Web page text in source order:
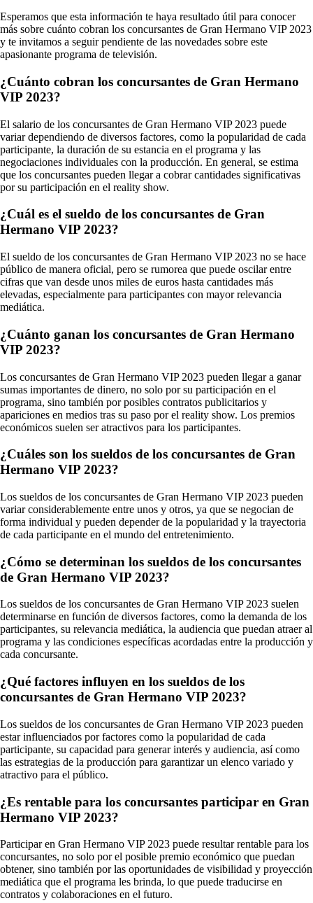
Esperamos que esta información te haya resultado útil para conocer
más sobre cuánto cobran los concursantes de Gran Hermano VIP 2023
y te invitamos a seguir pendiente de las novedades sobre este
apasionante programa de televisión.
¿Cuánto cobran los concursantes de Gran Hermano
VIP 2023?
El salario de los concursantes de Gran Hermano VIP 2023 puede
variar dependiendo de diversos factores, como la popularidad de cada
participante, la duración de su estancia en el programa y las
negociaciones individuales con la producción. En general, se estima
que los concursantes pueden llegar a cobrar cantidades significativas
por su participación en el reality show.
¿Cuál es el sueldo de los concursantes de Gran
Hermano VIP 2023?
El sueldo de los concursantes de Gran Hermano VIP 2023 no se hace
público de manera oficial, pero se rumorea que puede oscilar entre
cifras que van desde unos miles de euros hasta cantidades más
elevadas, especialmente para participantes con mayor relevancia
mediática.
¿Cuánto ganan los concursantes de Gran Hermano
VIP 2023?
Los concursantes de Gran Hermano VIP 2023 pueden llegar a ganar
sumas importantes de dinero, no solo por su participación en el
programa, sino también por posibles contratos publicitarios y
apariciones en medios tras su paso por el reality show. Los premios
económicos suelen ser atractivos para los participantes.
¿Cuáles son los sueldos de los concursantes de Gran
Hermano VIP 2023?
Los sueldos de los concursantes de Gran Hermano VIP 2023 pueden
variar considerablemente entre unos y otros, ya que se negocian de
forma individual y pueden depender de la popularidad y la trayectoria
de cada participante en el mundo del entretenimiento.
¿Cómo se determinan los sueldos de los concursantes
de Gran Hermano VIP 2023?
Los sueldos de los concursantes de Gran Hermano VIP 2023 suelen
determinarse en función de diversos factores, como la demanda de los
participantes, su relevancia mediática, la audiencia que puedan atraer al
programa y las condiciones específicas acordadas entre la producción y
cada concursante.
¿Qué factores influyen en los sueldos de los
concursantes de Gran Hermano VIP 2023?
Los sueldos de los concursantes de Gran Hermano VIP 2023 pueden
estar influenciados por factores como la popularidad de cada
participante, su capacidad para generar interés y audiencia, así como
las estrategias de la producción para garantizar un elenco variado y
atractivo para el público.
¿Es rentable para los concursantes participar en Gran
Hermano VIP 2023?
Participar en Gran Hermano VIP 2023 puede resultar rentable para los
concursantes, no solo por el posible premio económico que puedan
obtener, sino también por las oportunidades de visibilidad y proyección
mediática que el programa les brinda, lo que puede traducirse en
contratos y colaboraciones en el futuro.